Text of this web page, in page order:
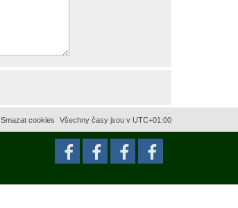
Všechny časy jsou v UTC+01:00
Smazat cookies